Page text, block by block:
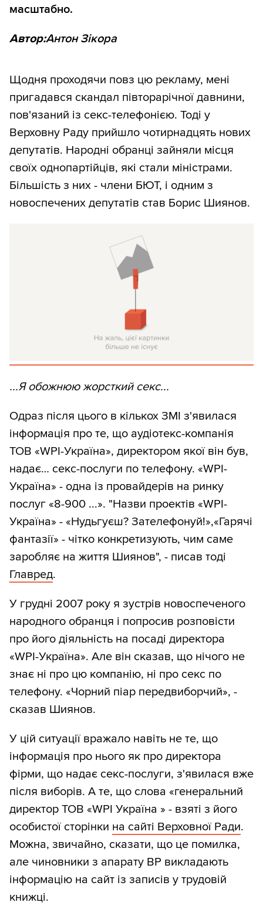
масштабно.
Автор:Антон Зікора
Щодня проходячи повз цю рекламу, мені
пригадався скандал півторарічної давнини,
пов'язаний із секс-телефонією. Тоді у
Верховну Раду прийшло чотирнадцять нових
депутатів. Народні обранці зайняли місця
своїх однопартійців, які стали міністрами.
Більшість з них - члени БЮТ, і одним з
новоспечених депутатів став Борис Шиянов.
...Я обожнюю жорсткий секс...
Одраз після цього в кількох ЗМІ з'явилася
інформація про те, що аудіотекс-компанія
ТОВ «WPI-Україна», директором якої він був,
надає… секс-послуги по телефону. «WPI-
Україна» - одна із провайдерів на ринку
послуг «8-900 ...». "Назви проектів «WPI-
Україна» - «Нудьгуєш? Зателефонуй!»,«Гарячі
фантазії» - чітко конкретизують, чим саме
заробляє на життя Шиянов", - писав тоді
Главред.
У грудні 2007 року я зустрів новоспеченого
народного обранця і попросив розповісти
про його діяльність на посаді директора
«WPI-Україна». Але він сказав, що нічого не
знає ні про цю компанію, ні про секс по
телефону. «Чорний піар передвиборчий», -
сказав Шиянов.
У цій ситуації вражало навіть не те, що
інформація про нього як про директора
фірми, що надає секс-послуги, з'явилася вже
після виборів. А те, що слова «генеральний
директор ТОВ «WРІ Україна » - взяті з його
особистої сторінки на сайті Верховної Ради.
Можна, звичайно, сказати, що це помилка,
але чиновники з апарату ВР викладають
інформацію на сайт із записів у трудовій
книжці.